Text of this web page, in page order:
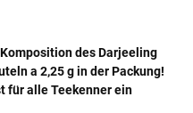
des Darjeeling
a 2,25 g in der Packung!
für alle Teekenner ein